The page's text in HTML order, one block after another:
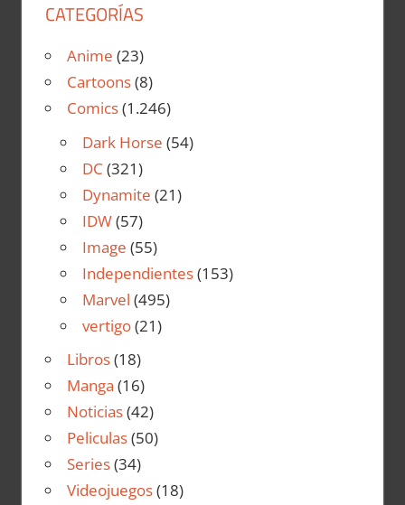
CATEGORÍAS
Anime (23)
Cartoons(8)
Comics(1.246)
Dark Horse (54)
DC (321)
Dynamite (21)
IDW(57)
Image (55)
Independientes(153)
Marvel (495)
vertigo(21)
Libros(18)
Manga (16)
Noticias(42)
Peliculas(50)
Series(34)
Videojuegos(18)